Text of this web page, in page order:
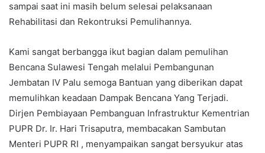
sampai saat ini masih belum selesai pelaksanaan
Rehabilitasi dan Rekontruksi Pemulihannya.
Kami sangat berbangga ikut bagian dalam pemulihan
Bencana Sulawesi Tengah melalui Pembangunan
Jembatan IV Palu semoga Bantuan yang diberikan dapat
memulihkan keadaan Dampak Bencana Yang Terjadi.
Dirjen Pembiayaan Pembanguan Infrastruktur Kementrian
PUPR Dr. Ir. Hari Trisaputra, membacakan Sambutan
Menteri PUPR RI , menyampaikan sangat bersyukur atas